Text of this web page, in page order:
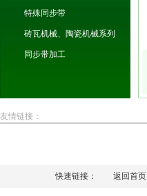
特殊同步带
砖瓦机械、陶瓷机械系列
同步带加工
友情链接：
快速链接： 返回首页